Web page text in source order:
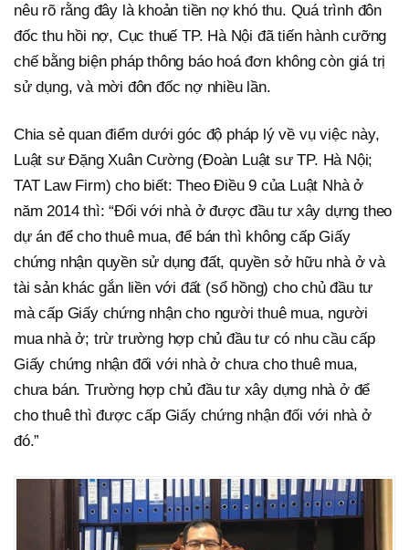
nêu rõ rằng đây là khoản tiền nợ khó thu. Quá trình đôn
đốc thu hồi nợ, Cục thuế TP. Hà Nội đã tiến hành cưỡng
chế bằng biện pháp thông báo hoá đơn không còn giá trị
sử dụng, và mời đôn đốc nợ nhiều lần.
Chia sẻ quan điểm dưới góc độ pháp lý về vụ việc này,
Luật sư Đặng Xuân Cường (Đoàn Luật sư TP. Hà Nội;
TAT Law Firm) cho biết: Theo Điều 9 của Luật Nhà ở
năm 2014 thì: “Đối với nhà ở được đầu tư xây dựng theo
dự án để cho thuê mua, để bán thì không cấp Giấy
chứng nhận quyền sử dụng đất, quyền sở hữu nhà ở và
tài sản khác gắn liền với đất (sổ hồng) cho chủ đầu tư
mà cấp Giấy chứng nhận cho người thuê mua, người
mua nhà ở; trừ trường hợp chủ đầu tư có nhu cầu cấp
Giấy chứng nhận đối với nhà ở chưa cho thuê mua,
chưa bán. Trường hợp chủ đầu tư xây dựng nhà ở để
cho thuê thì được cấp Giấy chứng nhận đối với nhà ở
đó.”